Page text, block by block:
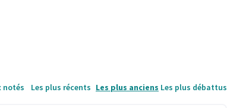
notés Les plus récents Les plus anciens Les plus débattus